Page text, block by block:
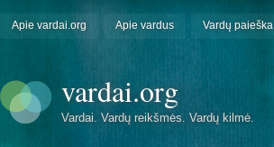
Apie vardai.org Apie vardus Vardų paieška
vardai.org
Vardai. Vardų reikšmės. Vardų kilmė.